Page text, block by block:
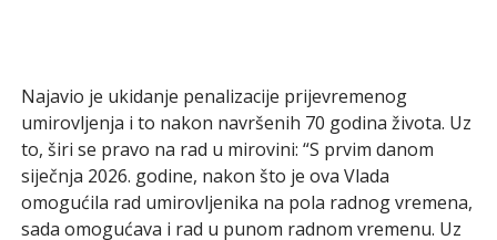
Najavio je ukidanje penalizacije prijevremenog
umirovljenja i to nakon navršenih 70 godina života. Uz
to, širi se pravo na rad u mirovini: “S prvim danom
siječnja 2026. godine, nakon što je ova Vlada
omogućila rad umirovljenika na pola radnog vremena,
sada omogućava i rad u punom radnom vremenu. Uz